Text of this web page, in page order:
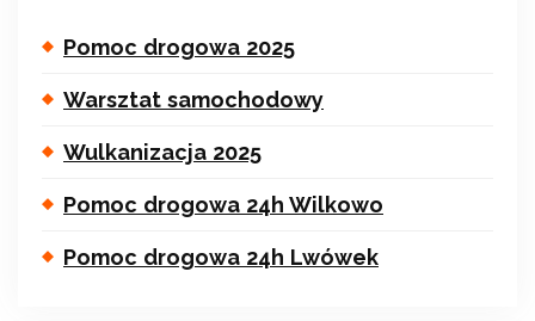
Pomoc drogowa 2025
Warsztat samochodowy
Wulkanizacja 2025
Pomoc drogowa 24h Wilkowo
Pomoc drogowa 24h Lwówek